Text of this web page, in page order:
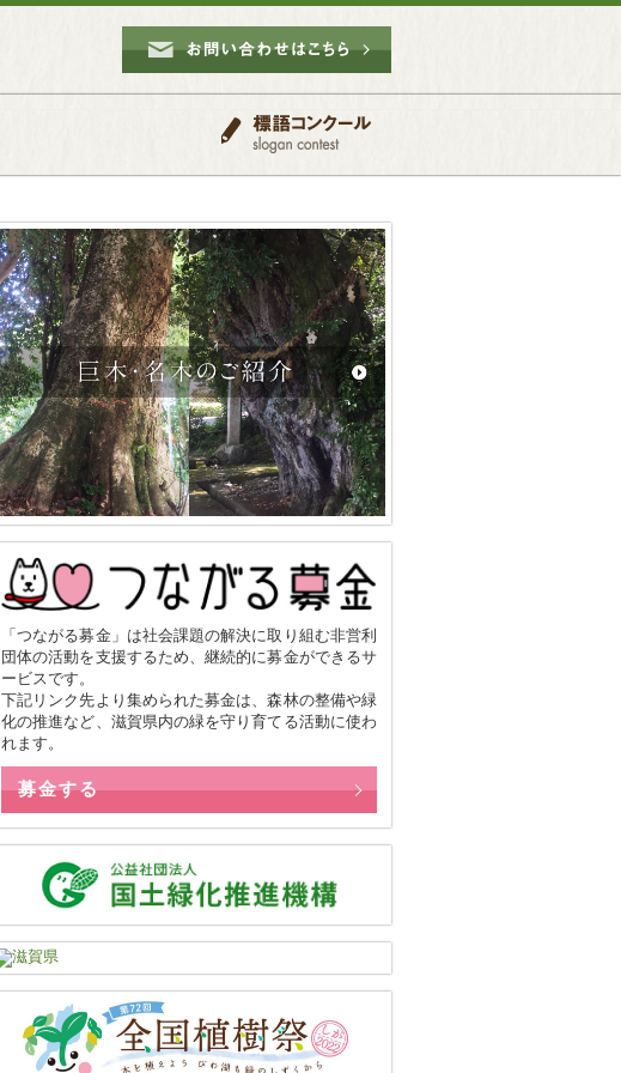
「つながる募金」は社会課題の解決に取り組む非営利
団体の活動を支援するため、継続的に募金ができるサ
ービスです。
下記リンク先より集められた募金は、森林の整備や緑
化の推進など、滋賀県内の緑を守り育てる活動に使わ
れます。
募金する